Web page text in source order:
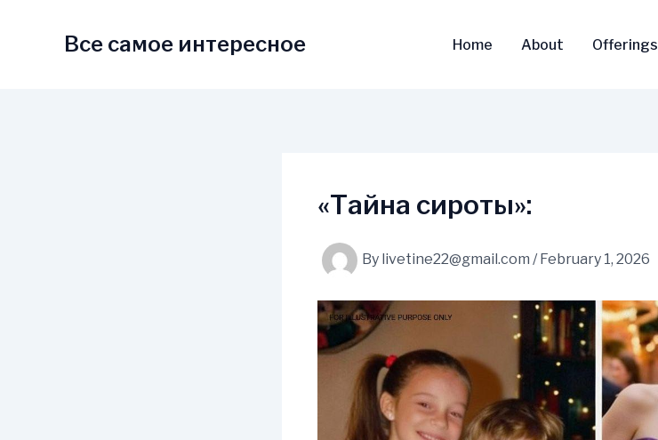
Все самое интересное Home About Offerings
«Тайна сироты»:
By livetine22@gmail.com / February 1, 2026